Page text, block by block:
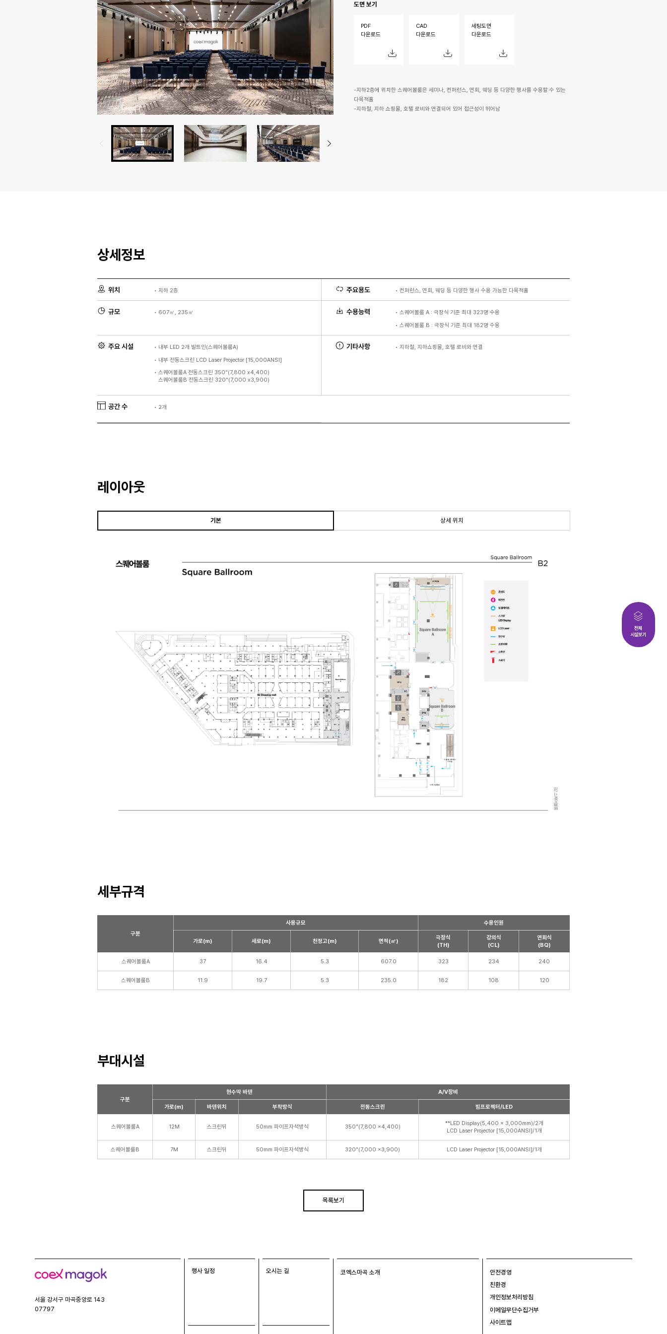
도면 보기
PDF
다운로드
CAD
다운로드
세팅도면
다운로드
-지하2층에 위치한 스퀘어볼룸은 세미나, 컨퍼런스, 연회, 웨딩 등 다양한 행사를 수용할 수 있는
다목적홀
-지하철, 지하 쇼핑몰, 호텔 로비와 연결되어 있어 접근성이 뛰어남
상세정보
위치 • 지하 2층 주요용도 • 컨퍼런스, 연회, 웨딩 등 다양한 행사 수용 가능한 다목적홀
규모 • 607㎡, 235㎡ 수용능력 • 스퀘어볼룸 A : 극장식 기준 최대 323명 수용
• 스퀘어볼룸 B : 극장식 기준 최대 182명 수용
주요 시설 • 내부 LED 2개 빌트인(스퀘어볼룸A)
• 내부 전동스크린 LCD Laser Projector [15,000ANSI]
• 스퀘어볼룸A 전동스크린 350"(7,800 x4,400)
스퀘어볼룸B 전동스크린 320"(7,000 x3,900)
기타사항 • 지하철, 지하쇼핑몰, 호텔 로비와 연결
공간 수 • 2개
레이아웃
기본 상세 위치
세부규격
구분
사용규모 수용인원
가로(m) 세로(m) 천정고(m) 면적(㎡)
극장식
(TH)
강의식
(CL)
연회식
(BQ)
스퀘어볼룸A 37 16.4 5.3 607.0 323 234 240
스퀘어볼룸B 11.9 19.7 5.3 235.0 182 108 120
부대시설
구분
현수막 바텐 A/V장비
가로(m) 바텐위치 부착방식 전동스크린 빔프로젝터/LED
스퀘어볼룸A 12M 스크린뒤 50mm 파이프자석방식 350"(7,800 x4,400)
**LED Display(5,400 x 3,000mm)/2개
LCD Laser Projector [15,000ANSI]/1개
스퀘어볼룸B 7M 스크린뒤 50mm 파이프자석방식 320"(7,000 x3,900) LCD Laser Projector [15,000ANSI]/1개
목록보기
전체
시설보기
코
서울 강서구 마곡중앙로 143
07797
행사 일정 오시는 길 코엑스마곡 소개
안전경영
친환경
개인정보처리방침
이메일무단수집거부
사이트맵